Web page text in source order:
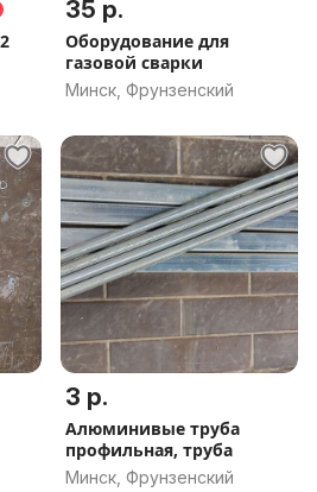
35 р.
Оборудование для
газовой сварки
Минск, Фрунзенский
3 р.
Алюминивые труба
профильная, труба
Минск, Фрунзенский